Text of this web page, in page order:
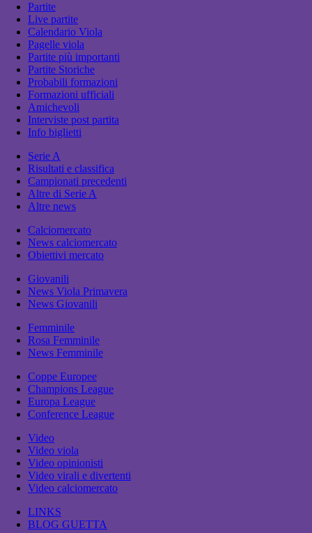
Partite
Live partite
Calendario Viola
Pagelle viola
Partite più importanti
Partite Storiche
Probabili formazioni
Formazioni ufficiali
Amichevoli
Interviste post partita
Info biglietti
Serie A
Risultati e classifica
Campionati precedenti
Altre di Serie A
Altre news
Calciomercato
News calciomercato
Obiettivi mercato
Giovanili
News Viola Primavera
News Giovanili
Femminile
Rosa Femminile
News Femminile
Coppe Europee
Champions League
Europa League
Conference League
Video
Video viola
Video opinionisti
Video virali e divertenti
Video calciomercato
LINKS
BLOG GUETTA